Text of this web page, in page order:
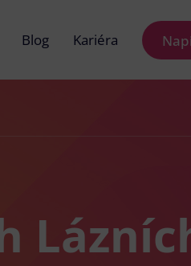
Blog Kariéra